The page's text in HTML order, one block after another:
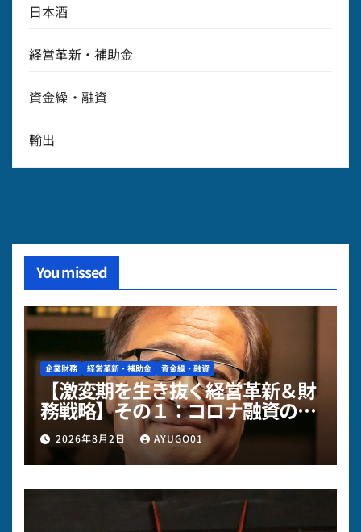
日本酒
経営革新・補助金
資金繰・融資
輸出
You missed
企業財務 経営革新・補助金 資金繰・融資
【激変期を生き抜く経営革新＆財
務戦略】その１：コロナ融資の元
本返済が重い…「物価高・人件費
高」のダブルパンチを乗り切る財
務の視点
2026年8月2日 AYUGO01